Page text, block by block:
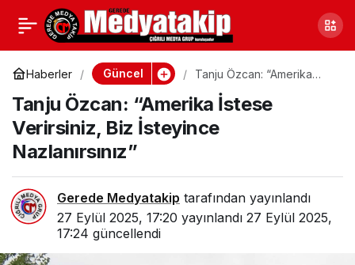
Haberler Güncel
Tanju Özcan: “Amerika
İsteyince Nazlanırsınız”
Tanju Özcan: “Amerika İstese
Verirsiniz, Biz İsteyince
Nazlanırsınız”
Gerede Medyatakip tarafından yayınlandı
27 Eylül 2025, 17:20 yayınlandı 27 Eylül 2025,
17:24 güncellendi
Bolu’da Sessiz
Operasyon! Jandarma
Aranan İsmi Yakaladı
Paylaş